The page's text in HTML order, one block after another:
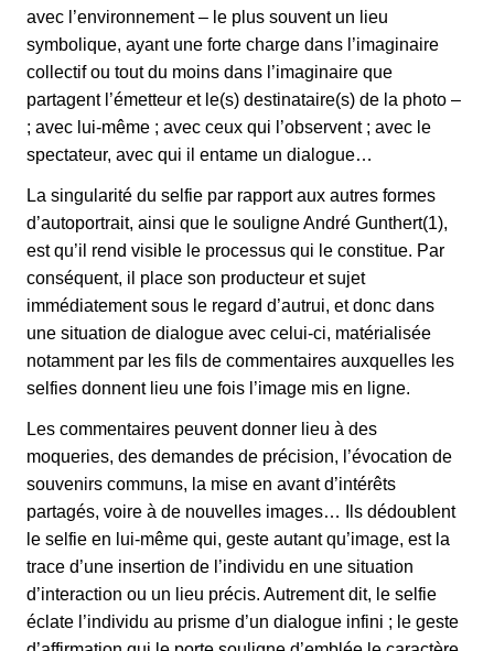
avec l’environnement – le plus souvent un lieu
symbolique, ayant une forte charge dans l’imaginaire
collectif ou tout du moins dans l’imaginaire que
partagent l’émetteur et le(s) destinataire(s) de la photo –
; avec lui-même ; avec ceux qui l’observent ; avec le
spectateur, avec qui il entame un dialogue…
La singularité du selfie par rapport aux autres formes
d’autoportrait, ainsi que le souligne André Gunthert(1),
est qu’il rend visible le processus qui le constitue. Par
conséquent, il place son producteur et sujet
immédiatement sous le regard d’autrui, et donc dans
une situation de dialogue avec celui-ci, matérialisée
notamment par les fils de commentaires auxquelles les
selfies donnent lieu une fois l’image mis en ligne.
Les commentaires peuvent donner lieu à des
moqueries, des demandes de précision, l’évocation de
souvenirs communs, la mise en avant d’intérêts
partagés, voire à de nouvelles images… Ils dédoublent
le selfie en lui-même qui, geste autant qu’image, est la
trace d’une insertion de l’individu en une situation
d’interaction ou un lieu précis. Autrement dit, le selfie
éclate l’individu au prisme d’un dialogue infini ; le geste